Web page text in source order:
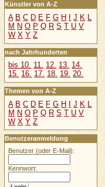
Künstler von A-Z
A B C D E F G H J K L
M N O P Q R S T U V
W X Y Z
nach Jahrhunderten
bis 10. 11. 12. 13. 14.
15. 16. 17. 18. 19. 20.
Themen von A-Z
A B C D E F G H I J K L
M N O P Q R S T U V
W X Y Z
Benutzeranmeldung
Benutzer (oder E-Mail):
Kennwort: